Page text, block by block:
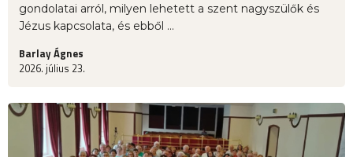
gondolatai arról, milyen lehetett a szent nagyszülők és
Jézus kapcsolata, és ebből ...
Barlay Ágnes
2026. július 23.